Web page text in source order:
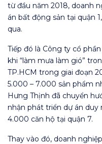
từ đầu năm 2018, doanh
án bất động sản tại quận
qua.
Tiếp đó là Công ty cổ
khi “làm mưa làm gió”
TP.HCM trong giai đoạn
5.000 – 7.000 sản phẩm
Hưng Thịnh đã chuyển
nhận phát triển dự án duy
4.000 căn hộ tại quận 7.
Thay vào đó, doanh